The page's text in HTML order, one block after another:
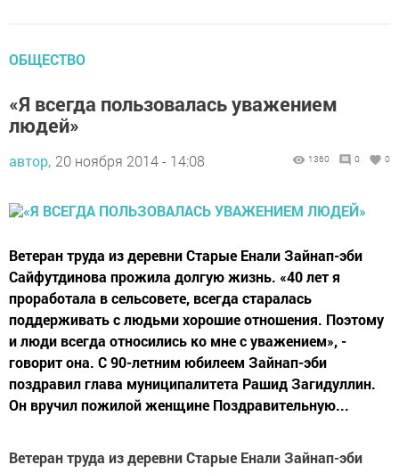
ОБЩЕСТВО
«Я всегда пользовалась уважением
людей»
автор, 20 ноября 2014 - 14:08 1360 0 0
Ветеран труда из деревни Старые Енали Зайнап-эби
Сайфутдинова прожила долгую жизнь. «40 лет я
проработала в сельсовете, всегда старалась
поддерживать с людьми хорошие отношения. Поэтому
и люди всегда относились ко мне с уважением», -
говорит она. С 90-летним юбилеем Зайнап-эби
поздравил глава муниципалитета Рашид Загидуллин.
Он вручил пожилой женщине Поздравительную...
Ветеран труда из деревни Старые Енали Зайнап-эби